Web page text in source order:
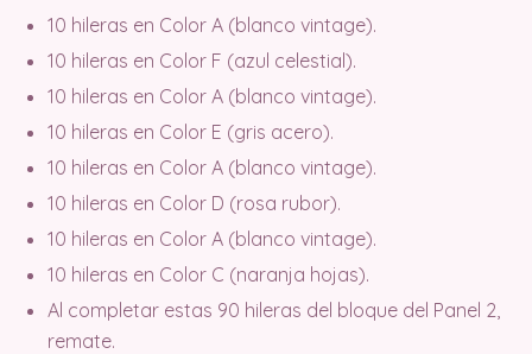
10 hileras en Color A (blanco vintage).
10 hileras en Color F (azul celestial).
10 hileras en Color A (blanco vintage).
10 hileras en Color E (gris acero).
10 hileras en Color A (blanco vintage).
10 hileras en Color D (rosa rubor).
10 hileras en Color A (blanco vintage).
10 hileras en Color C (naranja hojas).
Al completar estas 90 hileras del bloque del Panel 2,
remate.